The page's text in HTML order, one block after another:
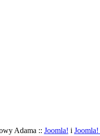
Adama :: Joomla! i